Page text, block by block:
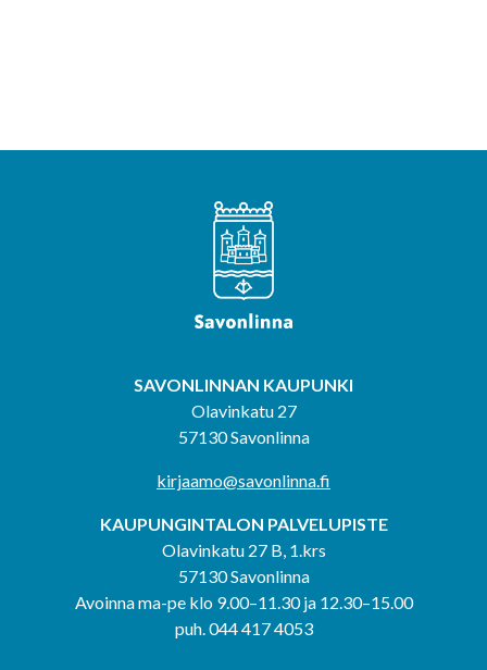
SAVONLINNAN KAUPUNKI
Olavinkatu 27
57130 Savonlinna
kirjaamo@savonlinna.fi
KAUPUNGINTALON PALVELUPISTE
Olavinkatu 27 B, 1.krs
57130 Savonlinna
Avoinna ma-pe klo 9.00–11.30 ja 12.30–15.00
puh. 044 417 4053